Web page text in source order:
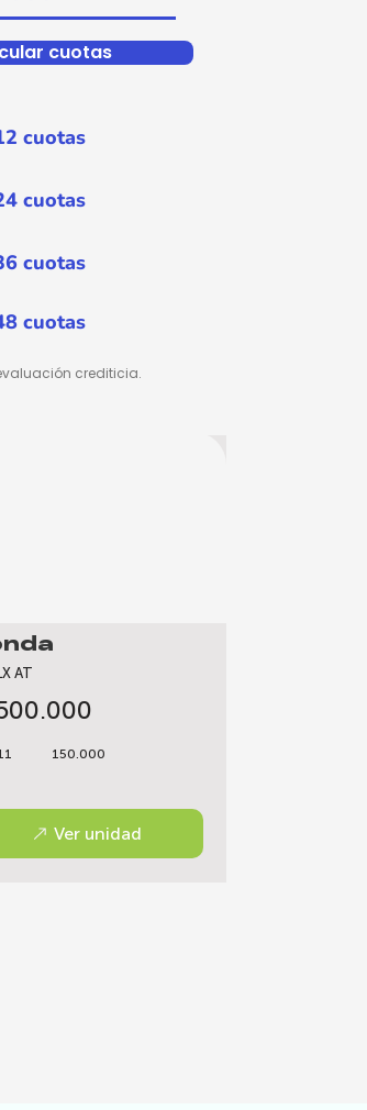
cuotas
cuotas
cuotas
cuotas
cuotas
crediticia.
AT
150.000
Ver unidad